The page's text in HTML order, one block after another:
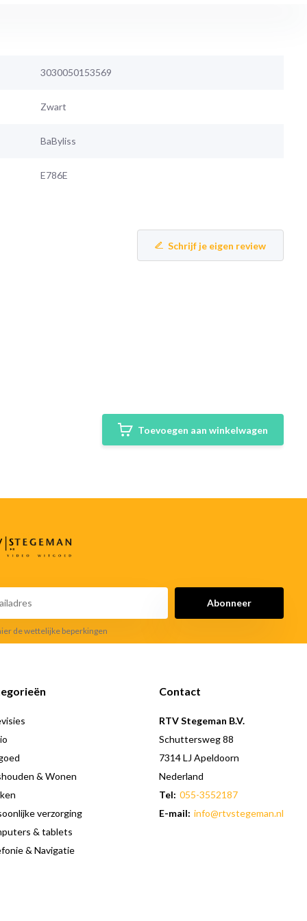
3030050153569
Zwart
BaByliss
E786E
Schrijf je eigen review
Toevoegen aan winkelwagen
Abonneer
de wettelijke beperkingen
& Wonen
verzorging
& tablets
& Navigatie
Contact
RTV Stegeman B.V.
Schuttersweg 88
7314 LJ Apeldoorn
Nederland
Tel: 055-3552187
E-mail: info@rtvstegeman.nl